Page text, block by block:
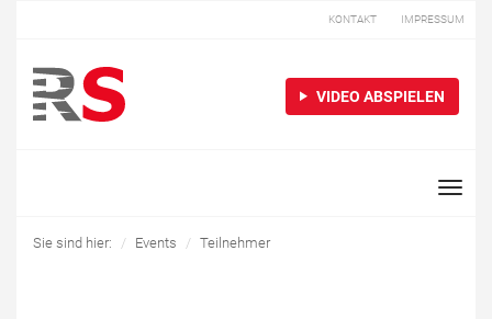
KONTAKT IMPRESSUM
VIDEO ABSPIELEN
Toggle
Sie sind hier: Events Teilnehmer